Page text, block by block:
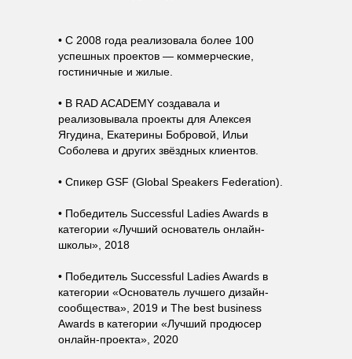
• С 2008 года реализовала более 100
успешных проектов — коммерческие,
гостиничные и жилые.
• В RAD ACADEMY создавала и
реализовывала проекты для Алексея
Ягудина, Екатерины Бобровой, Ильи
Соболева и других звёздных клиентов.
• Спикер GSF (Global Speakers Federation).
• Победитель Successful Ladies Awards в
категории «Лучший основатель онлайн-
школы», 2018
• Победитель Successful Ladies Awards в
категории «Основатель лучшего дизайн-
сообщества», 2019 и The best business
Awards в категории «Лучший продюсер
онлайн-проекта», 2020